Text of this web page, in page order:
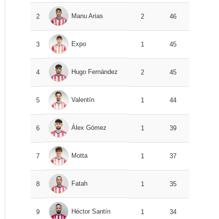
2 Manu Arias 2 46
3 Expo 1 45
4 Hugo Fernández 2 45
5 Valentín 1 44
6 Álex Gómez 1 39
7 Motta 1 37
8 Fatah 1 35
9 Héctor Santín 1 34